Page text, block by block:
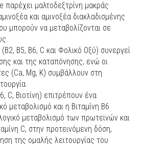
παρέχει μαλτοδεξτρίνη μακράς
και αμινοξέα διακλαδισμένης
μπορούν να μεταβολίζονται σε
(B2, B5, B6, C και Φολικό Οξύ) συνεργεί
και της καταπόνησης, ενώ οι
(Ca, Mg, K) συμβάλλουν στη
6, C, Βιοτίνη) επιτρέπουν ένα
μεταβολισμό και η Βιταμίνη Β6
μεταβολισμό των πρωτεϊνών και
C, στην προτεινόμενη δόση,
της ομαλής λειτουργίας του